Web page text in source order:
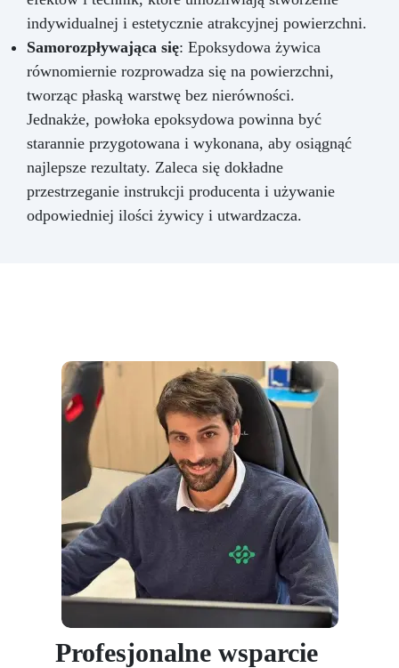
indywidualnej i estetycznie atrakcyjnej powierzchni.
Samorozpływająca się: Epoksydowa żywica
równomiernie rozprowadza się na powierzchni,
tworząc płaską warstwę bez nierówności.
Jednakże, powłoka epoksydowa powinna być
starannie przygotowana i wykonana, aby osiągnąć
najlepsze rezultaty. Zaleca się dokładne
przestrzeganie instrukcji producenta i używanie
odpowiedniej ilości żywicy i utwardzacza.
Profesjonalne wsparcie